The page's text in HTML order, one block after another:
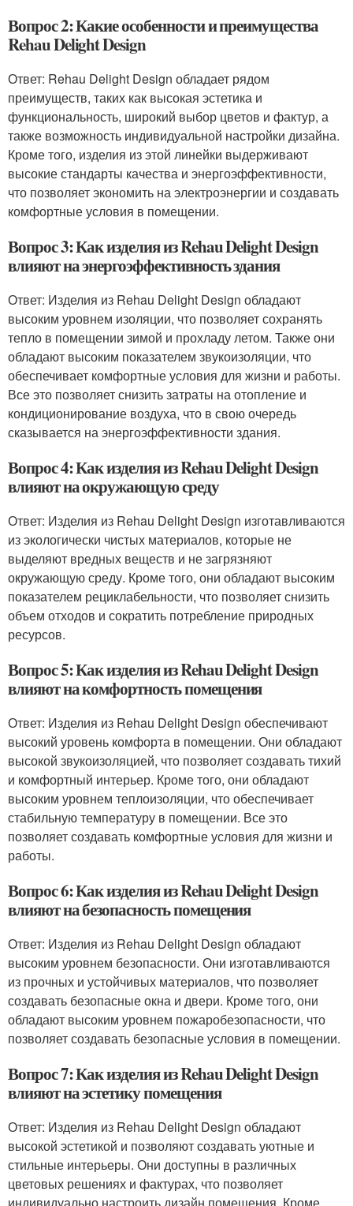
Вопрос 2: Какие особенности и преимущества
Rehau Delight Design
Ответ: Rehau Delight Design обладает рядом
преимуществ, таких как высокая эстетика и
функциональность, широкий выбор цветов и фактур, а
также возможность индивидуальной настройки дизайна.
Кроме того, изделия из этой линейки выдерживают
высокие стандарты качества и энергоэффективности,
что позволяет экономить на электроэнергии и создавать
комфортные условия в помещении.
Вопрос 3: Как изделия из Rehau Delight Design
влияют на энергоэффективность здания
Ответ: Изделия из Rehau Delight Design обладают
высоким уровнем изоляции, что позволяет сохранять
тепло в помещении зимой и прохладу летом. Также они
обладают высоким показателем звукоизоляции, что
обеспечивает комфортные условия для жизни и работы.
Все это позволяет снизить затраты на отопление и
кондиционирование воздуха, что в свою очередь
сказывается на энергоэффективности здания.
Вопрос 4: Как изделия из Rehau Delight Design
влияют на окружающую среду
Ответ: Изделия из Rehau Delight Design изготавливаются
из экологически чистых материалов, которые не
выделяют вредных веществ и не загрязняют
окружающую среду. Кроме того, они обладают высоким
показателем рециклабельности, что позволяет снизить
объем отходов и сократить потребление природных
ресурсов.
Вопрос 5: Как изделия из Rehau Delight Design
влияют на комфортность помещения
Ответ: Изделия из Rehau Delight Design обеспечивают
высокий уровень комфорта в помещении. Они обладают
высокой звукоизоляцией, что позволяет создавать тихий
и комфортный интерьер. Кроме того, они обладают
высоким уровнем теплоизоляции, что обеспечивает
стабильную температуру в помещении. Все это
позволяет создавать комфортные условия для жизни и
работы.
Вопрос 6: Как изделия из Rehau Delight Design
влияют на безопасность помещения
Ответ: Изделия из Rehau Delight Design обладают
высоким уровнем безопасности. Они изготавливаются
из прочных и устойчивых материалов, что позволяет
создавать безопасные окна и двери. Кроме того, они
обладают высоким уровнем пожаробезопасности, что
позволяет создавать безопасные условия в помещении.
Вопрос 7: Как изделия из Rehau Delight Design
влияют на эстетику помещения
Ответ: Изделия из Rehau Delight Design обладают
высокой эстетикой и позволяют создавать уютные и
стильные интерьеры. Они доступны в различных
цветовых решениях и фактурах, что позволяет